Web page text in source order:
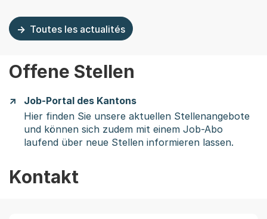
Toutes les actualités
Offene Stellen
Job-Portal des Kantons
Hier finden Sie unsere aktuellen Stellenangebote
und können sich zudem mit einem Job-Abo
laufend über neue Stellen informieren lassen.
Kontakt